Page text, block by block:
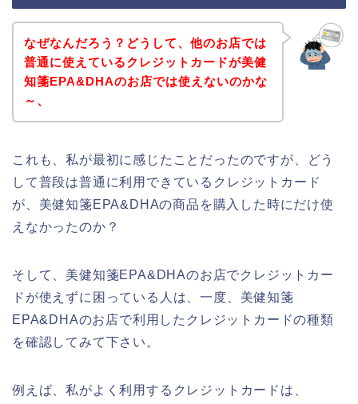
なぜなんだろう？どうして、他のお店では
普通に使えているクレジットカードが美健
知箋EPA&DHAのお店では使えないのかな
～、
これも、私が最初に感じたことだったのですが、どう
して普段は普通に利用できているクレジットカード
が、美健知箋EPA&DHAの商品を購入した時にだけ使
えなかったのか？
そして、美健知箋EPA&DHAのお店でクレジットカー
ドが使えずに困っている人は、一度、美健知箋
EPA&DHAのお店で利用したクレジットカードの種類
を確認してみて下さい。
例えば、私がよく利用するクレジットカードは、